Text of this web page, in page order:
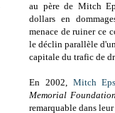
au père de Mitch
dollars en
menace de ruiner ce
le déclin parallèle
capitale du trafic de
En 2002, Mitch
Memorial
remarquable dans